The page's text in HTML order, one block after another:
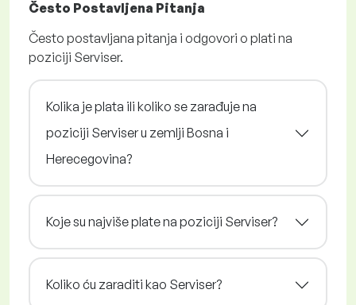
Često Postavljena Pitanja
Često postavljana pitanja i odgovori o plati na
poziciji Serviser.
Kolika je plata ili koliko se zarađuje na
poziciji Serviser u zemlji Bosna i
Herecegovina?
Koje su najviše plate na poziciji Serviser?
Koliko ću zaraditi kao Serviser?